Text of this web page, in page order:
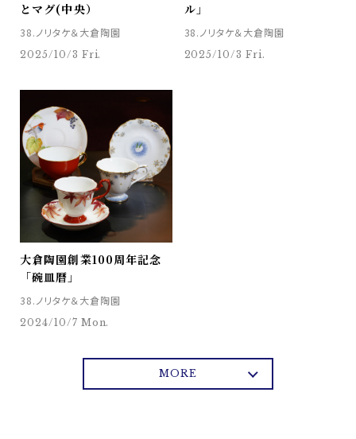
とマグ(中央）
38.ノリタケ＆大倉陶園
2025/10/3 Fri.
ル」
38.ノリタケ＆大倉陶園
2025/10/3 Fri.
大倉陶園創業100周年記念
「碗皿暦」
38.ノリタケ＆大倉陶園
2024/10/7 Mon.
MORE